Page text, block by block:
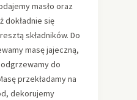
masło oraz
dokładnie się
składników. Do
masę jajeczną,
do
przekładamy na
dekorujemy